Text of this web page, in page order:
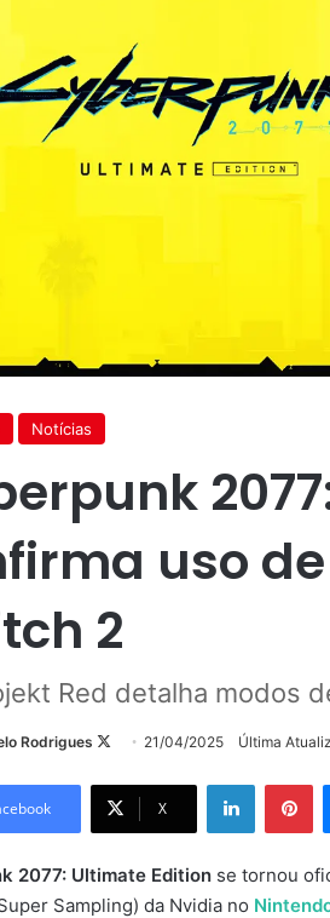
Notícias
uso de
2
Red detalha modos
Rodrigues
Follow
X
21/04/2025 Última
X
Linkedin
2077: Ultimate Edition se tornou
Sampling) da Nvidia no